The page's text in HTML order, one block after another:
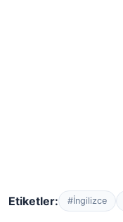
Etiketler: #İngilizce